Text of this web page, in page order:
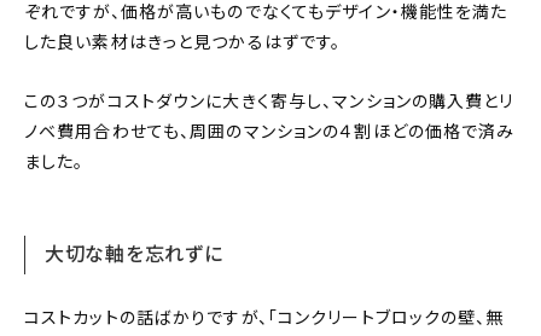
ぞれですが、価格が高いものでなくてもデザイン・機能性を満た
した良い素材はきっと見つかるはずです。
この３つがコストダウンに大きく寄与し、マンションの購入費とリ
ノベ費用合わせても、周囲のマンションの４割ほどの価格で済み
ました。
大切な軸を忘れずに
コストカットの話ばかりですが、「コンクリートブロックの壁、無